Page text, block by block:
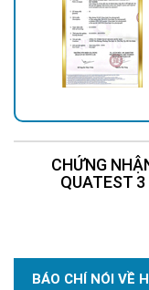
CHỨNG
QUATEST 3
BÁO CHÍ NÓI VỀ